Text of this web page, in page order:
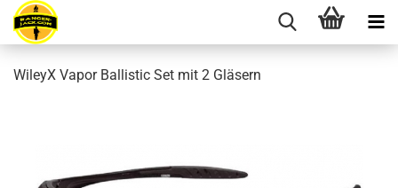
WileyX Vapor Ballistic Set mit 2 Gläsern